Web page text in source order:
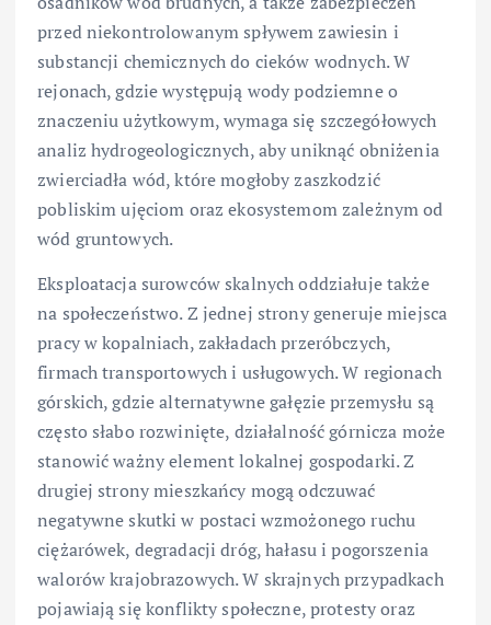
przed niekontrolowanym spływem zawiesin i
substancji chemicznych do cieków wodnych. W
rejonach, gdzie występują wody podziemne o
znaczeniu użytkowym, wymaga się szczegółowych
analiz hydrogeologicznych, aby uniknąć obniżenia
zwierciadła wód, które mogłoby zaszkodzić
pobliskim ujęciom oraz ekosystemom zależnym od
wód gruntowych.
Eksploatacja surowców skalnych oddziałuje także
na społeczeństwo. Z jednej strony generuje miejsca
pracy w kopalniach, zakładach przeróbczych,
firmach transportowych i usługowych. W regionach
górskich, gdzie alternatywne gałęzie przemysłu są
często słabo rozwinięte, działalność górnicza może
stanowić ważny element lokalnej gospodarki. Z
drugiej strony mieszkańcy mogą odczuwać
negatywne skutki w postaci wzmożonego ruchu
ciężarówek, degradacji dróg, hałasu i pogorszenia
walorów krajobrazowych. W skrajnych przypadkach
pojawiają się konflikty społeczne, protesty oraz